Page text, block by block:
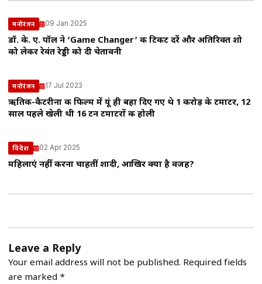
मनोरंजन 09 Jan 2025
डॉ. के. ए. पॉल ने ‘Game Changer’ की टिकट दरें और अतिरिक्त शो
को लेकर रेवंत रेड्डी को दी चेतावनी
मनोरंजन 17 Jul 2023
ऋतिक-कैटरीना की फिल्म में यूं ही बहा दिए गए थे 1 करोड़ के टमाटर, 12
साल पहले खेली थी 16 टन टमाटरों की होली
विदेश 02 Apr 2025
महिलाएं नहीं करना चाहतीं शादी, आखिर क्या है वजह?
Leave a Reply
Your email address will not be published. Required fields
are marked *